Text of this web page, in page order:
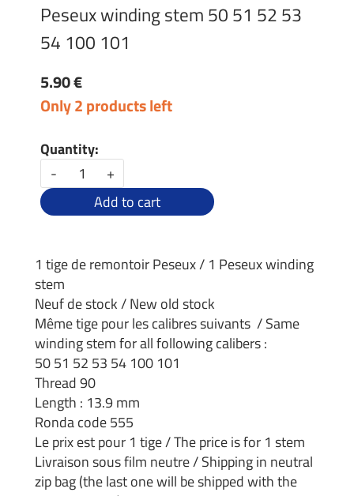
Peseux winding stem 50 51 52 53
54 100 101
5.90 €
Only 2 products left
Quantity:
-
+
Add to cart
1 tige de remontoir Peseux / 1 Peseux winding
stem
Neuf de stock / New old stock
Même tige pour les calibres suivants / Same
winding stem for all following calibers :
50 51 52 53 54 100 101
Thread 90
Length : 13.9 mm
Ronda code 555
Le prix est pour 1 tige / The price is for 1 stem
Livraison sous film neutre / Shipping in neutral
zip bag (the last one will be shipped with the